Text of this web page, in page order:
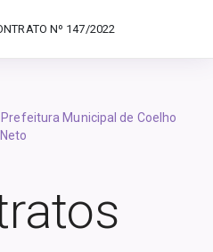
Nº 147/2022